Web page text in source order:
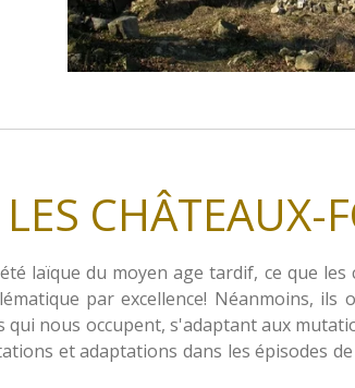
LES CHÂTEAUX-
laïque du moyen age tardif, ce que
par excellence! Néanmoins, ils
qui nous occupent, s'adaptant aux
et adaptations dans les épisodes